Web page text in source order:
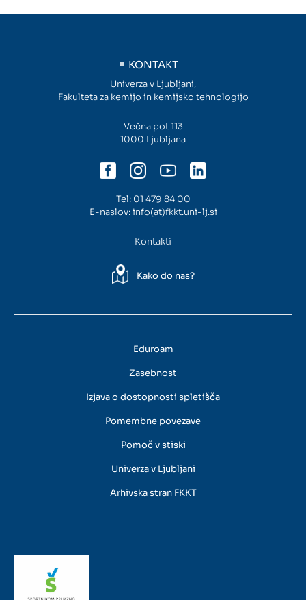
KONTAKT
Univerza v Ljubljani,
Fakulteta za kemijo in kemijsko tehnologijo
Večna pot 113
1000 Ljubljana
Tel: 01 479 84 00
E-naslov:info(at)fkkt.uni-lj.si
Kontakti
Kako do nas?
Eduroam
Zasebnost
Izjava o dostopnosti spletišča
Pomembne povezave
Pomoč v stiski
Univerza v Ljubljani
Arhivska stran FKKT